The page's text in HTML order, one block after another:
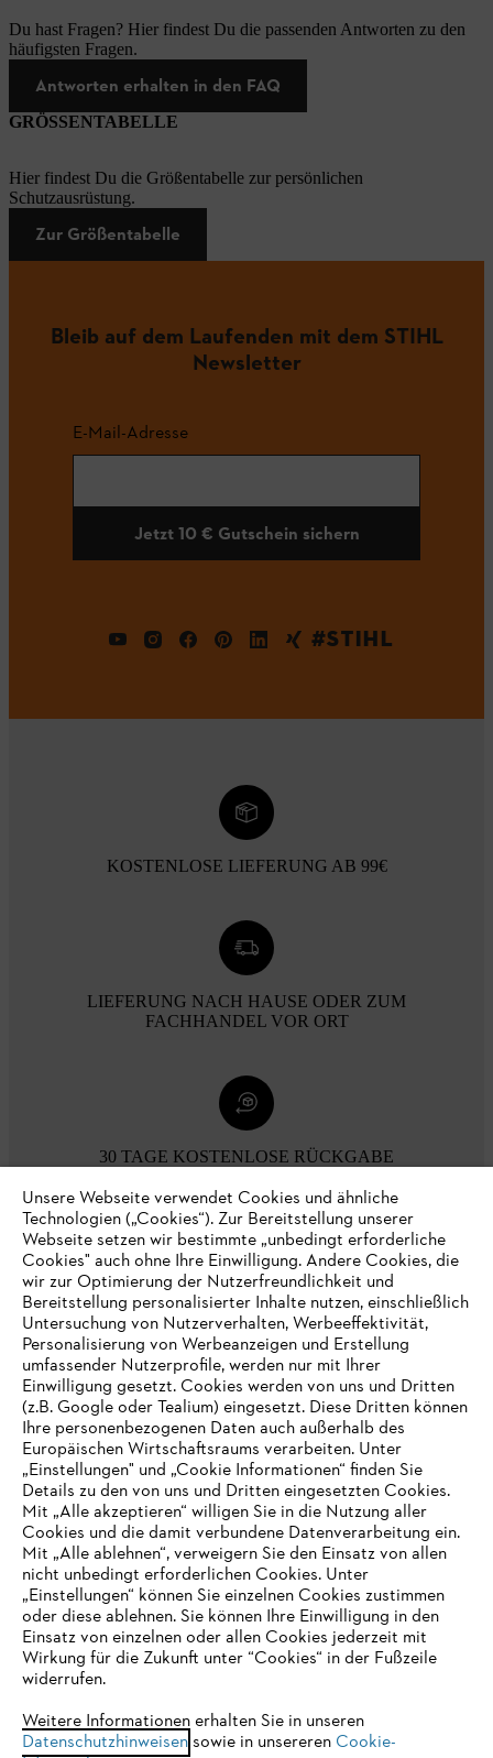
Du hast Fragen? Hier findest Du die passenden Antworten zu den
häufigsten Fragen.
Antworten erhalten in den FAQ
GRÖSSENTABELLE
Hier findest Du die Größentabelle zur persönlichen
Schutzausrüstung.
Zur Größentabelle
Bleib auf dem Laufenden mit dem STIHL
Newsletter
E-Mail-Adresse
Jetzt 10 € Gutschein sichern
#STIHL
KOSTENLOSE LIEFERUNG AB 99€
LIEFERUNG NACH HAUSE ODER ZUM
FACHHANDEL VOR ORT
30 TAGE KOSTENLOSE RÜCKGABE
Zahlungsmöglichkeiten
Unternehmen
Online Shop
Service
IHR BROWSER WIRD NICHT
UNTERSTÜTZT
eine optimale Nutzung unserer Seite empfehlen wir Ihnen, zu
einem der folgenden Browser zu wechseln:
Unsere Webseite verwendet Cookies und ähnliche
Technologien („Cookies“). Zur Bereitstellung unserer
Webseite setzen wir bestimmte „unbedingt erforderliche
Cookies" auch ohne Ihre Einwilligung. Andere Cookies, die
wir zur Optimierung der Nutzerfreundlichkeit und
Bereitstellung personalisierter Inhalte nutzen, einschließlich
Untersuchung von Nutzerverhalten, Werbeeffektivität,
Personalisierung von Werbeanzeigen und Erstellung
umfassender Nutzerprofile, werden nur mit Ihrer
Einwilligung gesetzt. Cookies werden von uns und Dritten
(z.B. Google oder Tealium) eingesetzt. Diese Dritten können
Ihre personenbezogenen Daten auch außerhalb des
Europäischen Wirtschaftsraums verarbeiten. Unter
„Einstellungen" und „Cookie Informationen“ finden Sie
Details zu den von uns und Dritten eingesetzten Cookies.
Mit „Alle akzeptieren“ willigen Sie in die Nutzung aller
Cookies und die damit verbundene Datenverarbeitung ein.
Mit „Alle ablehnen“, verweigern Sie den Einsatz von allen
nicht unbedingt erforderlichen Cookies. Unter
„Einstellungen“ können Sie einzelnen Cookies zustimmen
oder diese ablehnen. Sie können Ihre Einwilligung in den
Einsatz von einzelnen oder allen Cookies jederzeit mit
Wirkung für die Zukunft unter “Cookies“ in der Fußzeile
widerrufen.
Weitere Informationen erhalten Sie in unseren
Datenschutzhinweisensowie in unsereren Cookie-